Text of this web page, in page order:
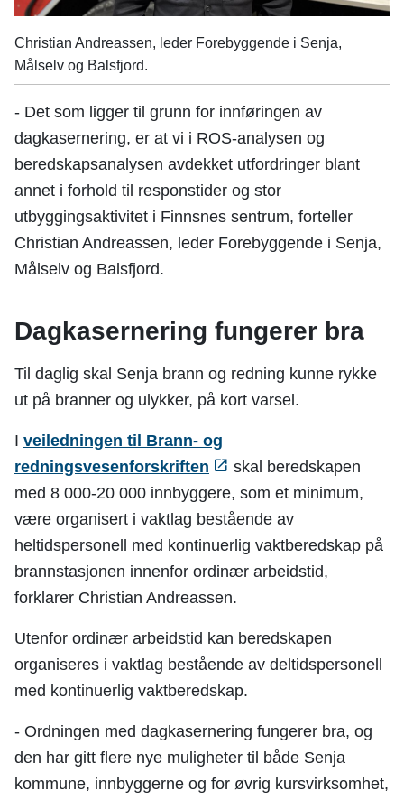
Christian Andreassen, leder Forebyggende i Senja,
Målselv og Balsfjord.
- Det som ligger til grunn for innføringen av
dagkasernering, er at vi i ROS-analysen og
beredskapsanalysen avdekket utfordringer blant
annet i forhold til responstider og stor
utbyggingsaktivitet i Finnsnes sentrum, forteller
Christian Andreassen, leder Forebyggende i Senja,
Målselv og Balsfjord.
Dagkasernering fungerer bra
Til daglig skal Senja brann og redning kunne rykke
ut på branner og ulykker, på kort varsel.
I veiledningen til Brann- og
redningsvesenforskriften
skal beredskapen
med 8 000-20 000 innbyggere, som et minimum,
være organisert i vaktlag bestående av
heltidspersonell med kontinuerlig vaktberedskap på
brannstasjonen innenfor ordinær arbeidstid,
forklarer Christian Andreassen.
Utenfor ordinær arbeidstid kan beredskapen
organiseres i vaktlag bestående av deltidspersonell
med kontinuerlig vaktberedskap.
- Ordningen med dagkasernering fungerer bra, og
den har gitt flere nye muligheter til både Senja
kommune, innbyggerne og for øvrig kursvirksomhet,